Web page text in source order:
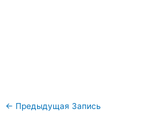
← Предыдущая Запись